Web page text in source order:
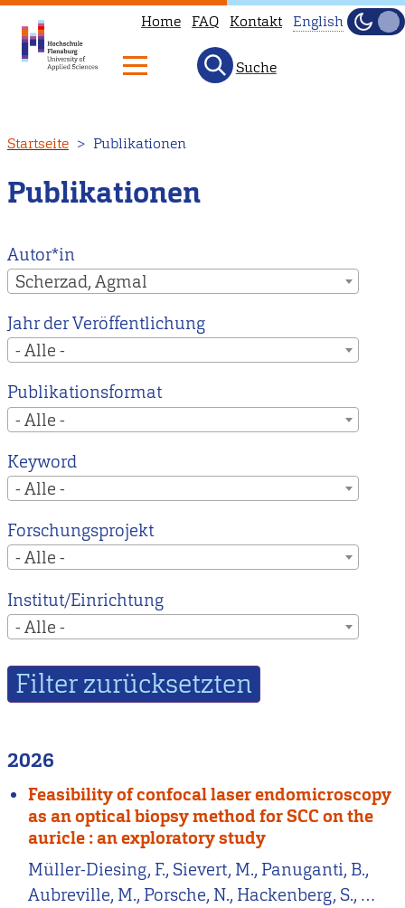
zum
Inhalt
Home FAQ Kontakt
to
our
main
instead.
English
Hell
Suche
Startseite Publikationen
Publikationen
Autor*in
Scherzad, Agmal
Jahr der Veröffentlichung
- Alle -
Publikationsformat
- Alle -
Keyword
- Alle -
Forschungsprojekt
- Alle -
Institut/Einrichtung
- Alle -
2026
Feasibility of confocal laser endomicroscopy
as an optical biopsy method for SCC on the
auricle : an exploratory study
Müller-Diesing, F., Sievert, M., Panuganti, B.,
Aubreville, M., Porsche, N., Hackenberg, S., …